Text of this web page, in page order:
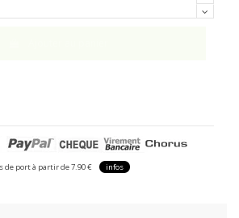
port à partir de 7.90 € infos